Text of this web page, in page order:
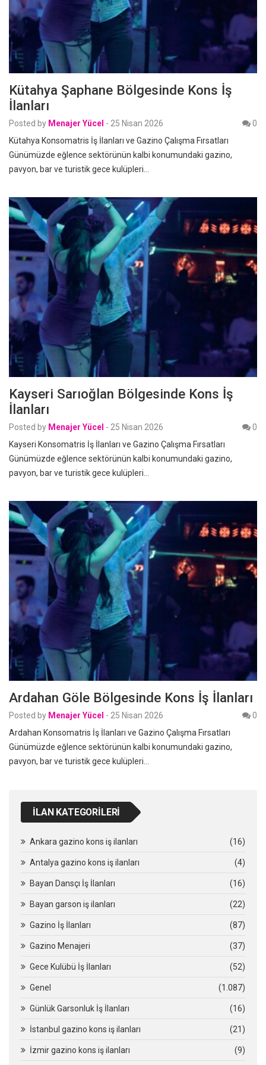
Kütahya Şaphane Bölgesinde Kons İş
İlanları
Posted by Menajer Yücel - 25 Nisan 2026
0
Kütahya Konsomatris İş İlanları ve Gazino Çalışma Fırsatları
Günümüzde eğlence sektörünün kalbi konumundaki gazino,
pavyon, bar ve turistik gece kulüpleri…
Kayseri Sarıoğlan Bölgesinde Kons İş
İlanları
Posted by Menajer Yücel - 25 Nisan 2026
0
Kayseri Konsomatris İş İlanları ve Gazino Çalışma Fırsatları
Günümüzde eğlence sektörünün kalbi konumundaki gazino,
pavyon, bar ve turistik gece kulüpleri…
Ardahan Göle Bölgesinde Kons İş İlanları
Posted by Menajer Yücel - 25 Nisan 2026
0
Ardahan Konsomatris İş İlanları ve Gazino Çalışma Fırsatları
Günümüzde eğlence sektörünün kalbi konumundaki gazino,
pavyon, bar ve turistik gece kulüpleri…
İLAN KATEGORILERI
Ankara gazino kons iş ilanları (16)
Antalya gazino kons iş ilanları (4)
Bayan Dansçı İş İlanları (16)
Bayan garson iş ilanları (22)
Gazino İş İlanları (87)
Gazino Menajeri (37)
Gece Kulübü İş İlanları (52)
Genel (1.087)
Günlük Garsonluk İş İlanları (16)
İstanbul gazino kons iş ilanları (21)
İzmir gazino kons iş ilanları (9)